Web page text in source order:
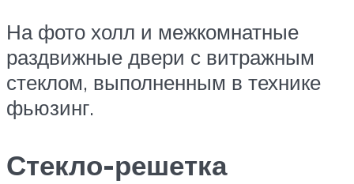
На фото холл и межкомнатные
раздвижные двери с витражным
стеклом, выполненным в технике
фьюзинг.
Стекло-решетка